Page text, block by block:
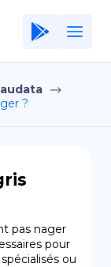
?
pas nager
pour
ou